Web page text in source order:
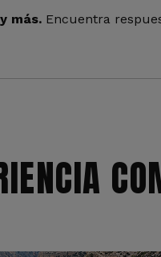
más. Encuentra